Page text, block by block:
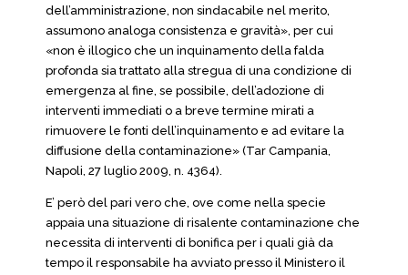
dell’amministrazione, non sindacabile nel merito,
assumono analoga consistenza e gravità», per cui
«non è illogico che un inquinamento della falda
profonda sia trattato alla stregua di una condizione di
emergenza al fine, se possibile, dell’adozione di
interventi immediati o a breve termine mirati a
rimuovere le fonti dell’inquinamento e ad evitare la
diffusione della contaminazione» (Tar Campania,
Napoli, 27 luglio 2009, n. 4364).
E’ però del pari vero che, ove come nella specie
appaia una situazione di risalente contaminazione che
necessita di interventi di bonifica per i quali già da
tempo il responsabile ha avviato presso il Ministero il